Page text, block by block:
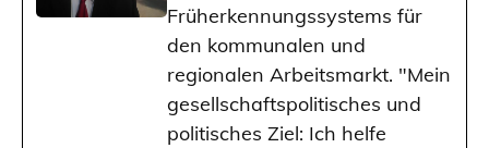
Früherkennungssystems für
den kommunalen und
regionalen Arbeitsmarkt. "Mein
gesellschaftspolitisches und
politisches Ziel: Ich helfe